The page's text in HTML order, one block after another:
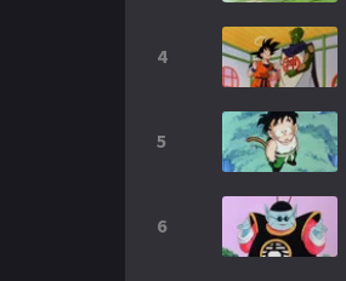
4
5
6